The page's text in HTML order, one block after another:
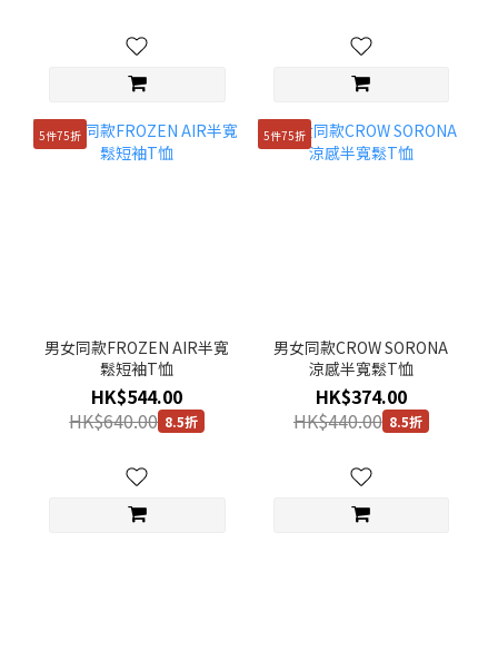
5件75折
男女同款FROZEN AIR半寬
鬆短袖T恤
HK$544.00
HK$640.00 8.5折
5件75折
男女同款CROW SORONA
涼感半寬鬆T恤
HK$374.00
HK$440.00 8.5折